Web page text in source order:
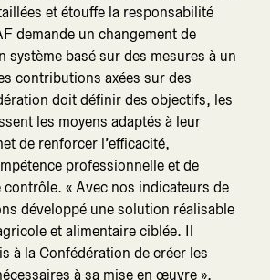
et étouffe la responsabilité
demande un changement de
système basé sur des mesures à un
contributions axées sur des
doit définir des objectifs, les
les moyens adaptés à leur
de renforcer l’efficacité,
professionnelle et de
« Avec nos indicateurs de
développé une solution réalisable
et alimentaire ciblée. Il
à la Confédération de créer les
à sa mise en œuvre »,